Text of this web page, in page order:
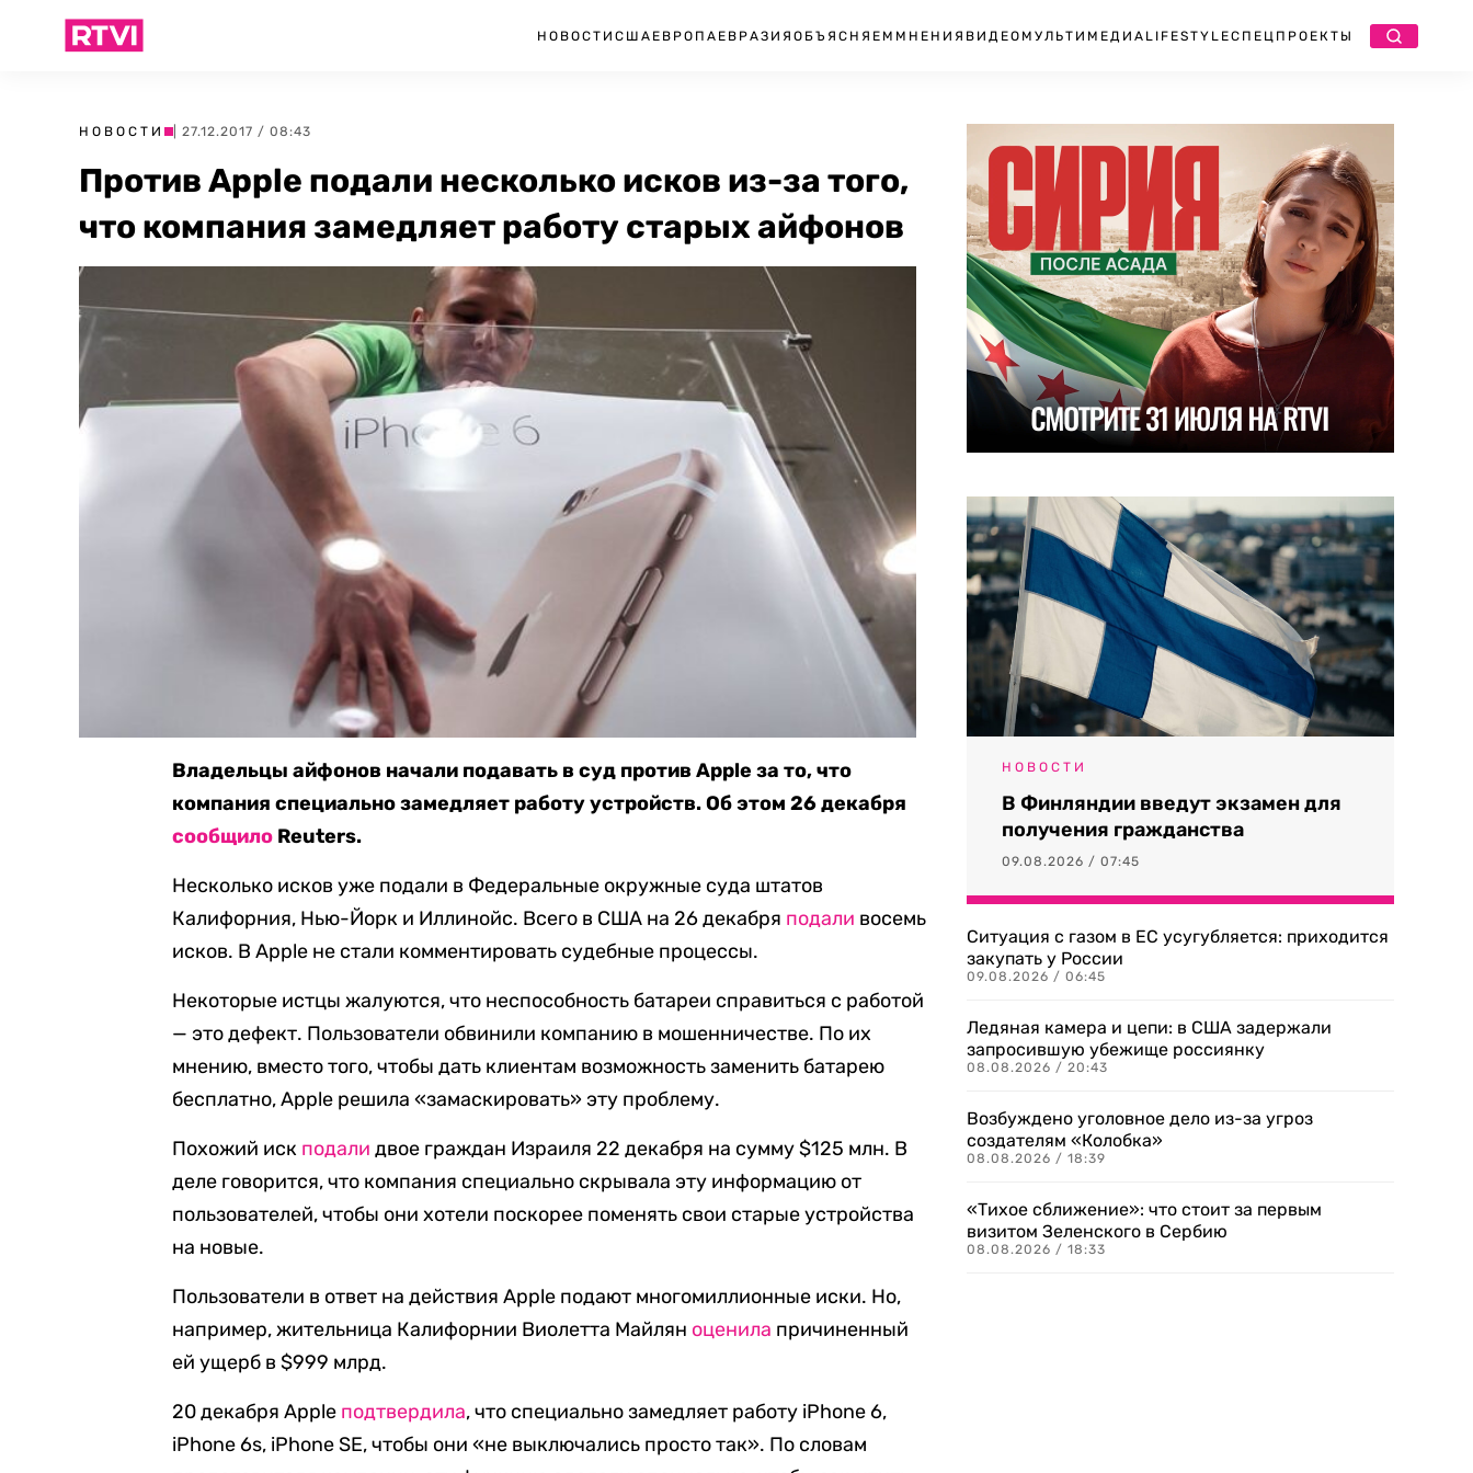
НОВОСТИ США ЕВРОПА ЕВРАЗИЯ ОБЪЯСНЯЕМ МНЕНИЯ ВИДЕО МУЛЬТИМЕДИА LIFESTYLEСПЕЦПРОЕКТЫ
НОВОСТИ | 27.12.2017 / 08:43
Против Apple подали несколько исков из-за того,
что компания замедляет работу старых айфонов
Владельцы айфонов начали подавать в суд против Apple за то, что
компания специально замедляет работу устройств. Об этом 26 декабря
сообщило Reuters.
Несколько исков уже подали в Федеральные окружные суда штатов
Калифорния, Нью-Йорк и Иллинойс. Всего в США на 26 декабря подали восемь
исков. В Apple не стали комментировать судебные процессы.
Некоторые истцы жалуются, что неспособность батареи справиться с работой
— это дефект. Пользователи обвинили компанию в мошенничестве. По их
мнению, вместо того, чтобы дать клиентам возможность заменить батарею
бесплатно, Apple решила «замаскировать» эту проблему.
Похожий иск подалидвое граждан Израиля 22 декабря на сумму $125 млн. В
деле говорится, что компания специально скрывала эту информацию от
пользователей, чтобы они хотели поскорее поменять свои старые устройства
на новые.
Пользователи в ответ на действия Apple подают многомиллионные иски. Но,
например, жительница Калифорнии Виолетта Майлян оценила причиненный
ей ущерб в $999 млрд.
20 декабря Apple подтвердила, что специально замедляет работу iPhone 6,
iPhone 6s, iPhone SE, чтобы они «не выключались просто так». По словам
НОВОСТИ
В Финляндии введут экзамен для
получения гражданства
09.08.2026 / 07:45
Ситуация с газом в ЕС усугубляется: приходится
закупать у России
09.08.2026 / 06:45
Ледяная камера и цепи: в США задержали
запросившую убежище россиянку
08.08.2026 / 20:43
Возбуждено уголовное дело из-за угроз
создателям «Колобка»
08.08.2026 / 18:39
«Тихое сближение»: что стоит за первым
визитом Зеленского в Сербию
08.08.2026 / 18:33